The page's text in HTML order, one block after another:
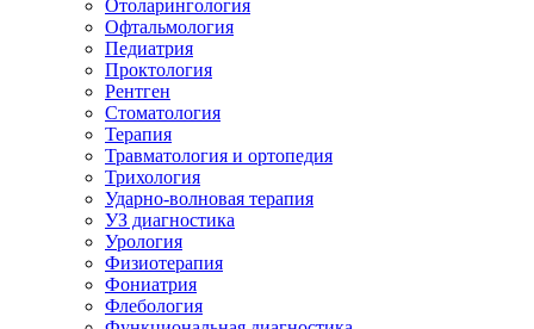
Отоларингология
Офтальмология
Педиатрия
Проктология
Рентген
Стоматология
Терапия
Травматология и ортопедия
Трихология
Ударно-волновая терапия
УЗ диагностика
Урология
Физиотерапия
Фониатрия
Флебология